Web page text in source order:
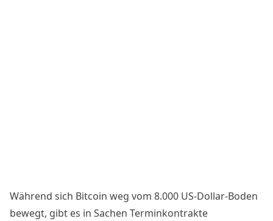
Während sich Bitcoin weg vom 8.000 US-Dollar-Boden
bewegt, gibt es in Sachen Terminkontrakte